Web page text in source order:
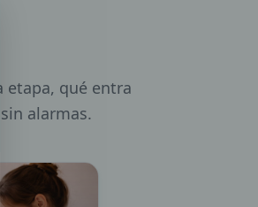
etapa, qué entra
alarmas.